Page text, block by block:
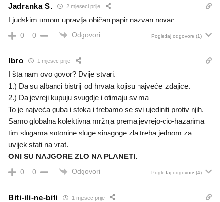
Jadranka S. 2 mjeseci prije
Ljudskim umom upravlja običan papir nazvan novac.
0 0 Odgovori Pogledaj odgovore (1)
Ibro 1 mjesec prije
I šta nam ovo govor? Dvije stvari.
1.) Da su albanci bistriji od hrvata kojisu najveće izdajice.
2.) Da jevreji kupuju svugdje i otimaju svima
To je najveća guba i stoka i trebamo se svi ujediniti protiv njih.
Samo globalna kolektivna mržnja prema jevrejo-cio-hazarima
tim slugama sotonine sluge sinagoge zla treba jednom za
uvijek stati na vrat.
ONI SU NAJGORE ZLO NA PLANETI.
0 0 Odgovori Pogledaj odgovore (4)
Biti-ili-ne-biti 1 mjesec prije